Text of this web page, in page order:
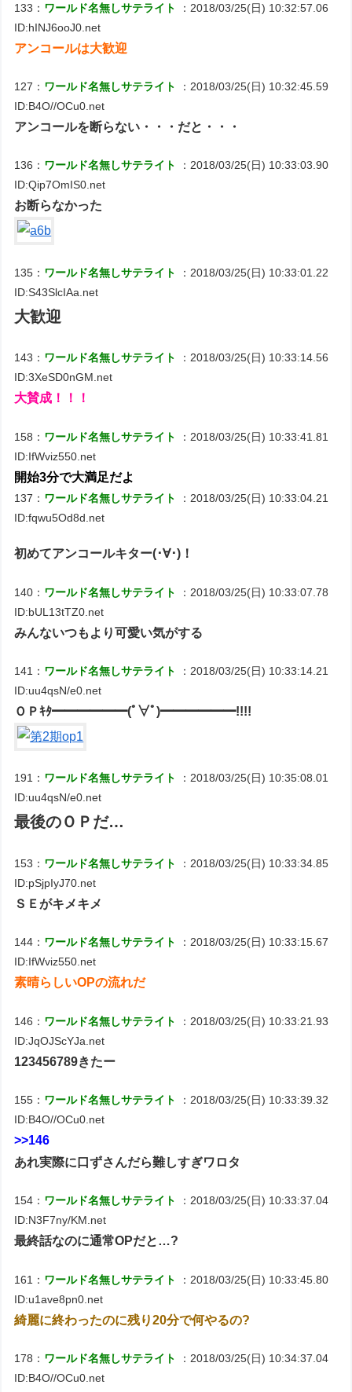
133： ワールド名無しサテライト
：2018/03/25(日) 10:32:57.06
ID:hINJ6ooJ0.net
アンコールは大歓迎
127： ワールド名無しサテライト
：2018/03/25(日) 10:32:45.59
ID:B4O//OCu0.net
アンコールを断らない・・・だと・・・
136： ワールド名無しサテライト
：2018/03/25(日) 10:33:03.90
ID:Qip7OmIS0.net
お断らなかった
135： ワールド名無しサテライト
：2018/03/25(日) 10:33:01.22
ID:S43SlcIAa.net
大歓迎
143： ワールド名無しサテライト
：2018/03/25(日) 10:33:14.56
ID:3XeSD0nGM.net
大賛成！！！
158： ワールド名無しサテライト
：2018/03/25(日) 10:33:41.81
ID:IfWviz550.net
開始3分で大満足だよ
137： ワールド名無しサテライト
：2018/03/25(日) 10:33:04.21
ID:fqwu5Od8d.net
初めてアンコールキター(･∀･)！
140： ワールド名無しサテライト
：2018/03/25(日) 10:33:07.78
ID:bUL13tTZ0.net
みんないつもより可愛い気がする
141： ワールド名無しサテライト
：2018/03/25(日) 10:33:14.21
ID:uu4qsN/e0.net
ＯＰｷﾀ━━━━━━(ﾟ∀ﾟ)━━━━━━!!!!
191： ワールド名無しサテライト
：2018/03/25(日) 10:35:08.01
ID:uu4qsN/e0.net
最後のＯＰだ…
153： ワールド名無しサテライト
：2018/03/25(日) 10:33:34.85
ID:pSjpIyJ70.net
ＳＥがキメキメ
144： ワールド名無しサテライト
：2018/03/25(日) 10:33:15.67
ID:IfWviz550.net
素晴らしいOPの流れだ
146： ワールド名無しサテライト
：2018/03/25(日) 10:33:21.93
ID:JqOJScYJa.net
123456789きたー
155： ワールド名無しサテライト
：2018/03/25(日) 10:33:39.32
ID:B4O//OCu0.net
>>146
あれ実際に口ずさんだら難しすぎワロタ
154： ワールド名無しサテライト
：2018/03/25(日) 10:33:37.04
ID:N3F7ny/KM.net
最終話なのに通常OPだと…?
161： ワールド名無しサテライト
：2018/03/25(日) 10:33:45.80
ID:u1ave8pn0.net
綺麗に終わったのに残り20分で何やるの?
178： ワールド名無しサテライト
：2018/03/25(日) 10:34:37.04
ID:B4O//OCu0.net